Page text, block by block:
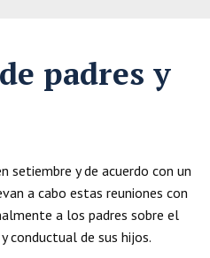
padres y
setiembre y de acuerdo con un
a cabo estas reuniones con
a los padres sobre el
conductual de sus hijos.